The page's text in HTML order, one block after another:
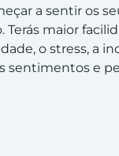
a sentir os
Terás maior
o stress, a
sentimentos e